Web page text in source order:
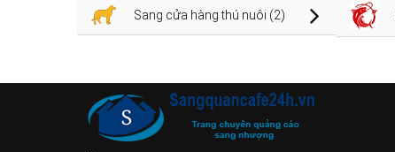
Sang cửa hàng thú nuôi (2)